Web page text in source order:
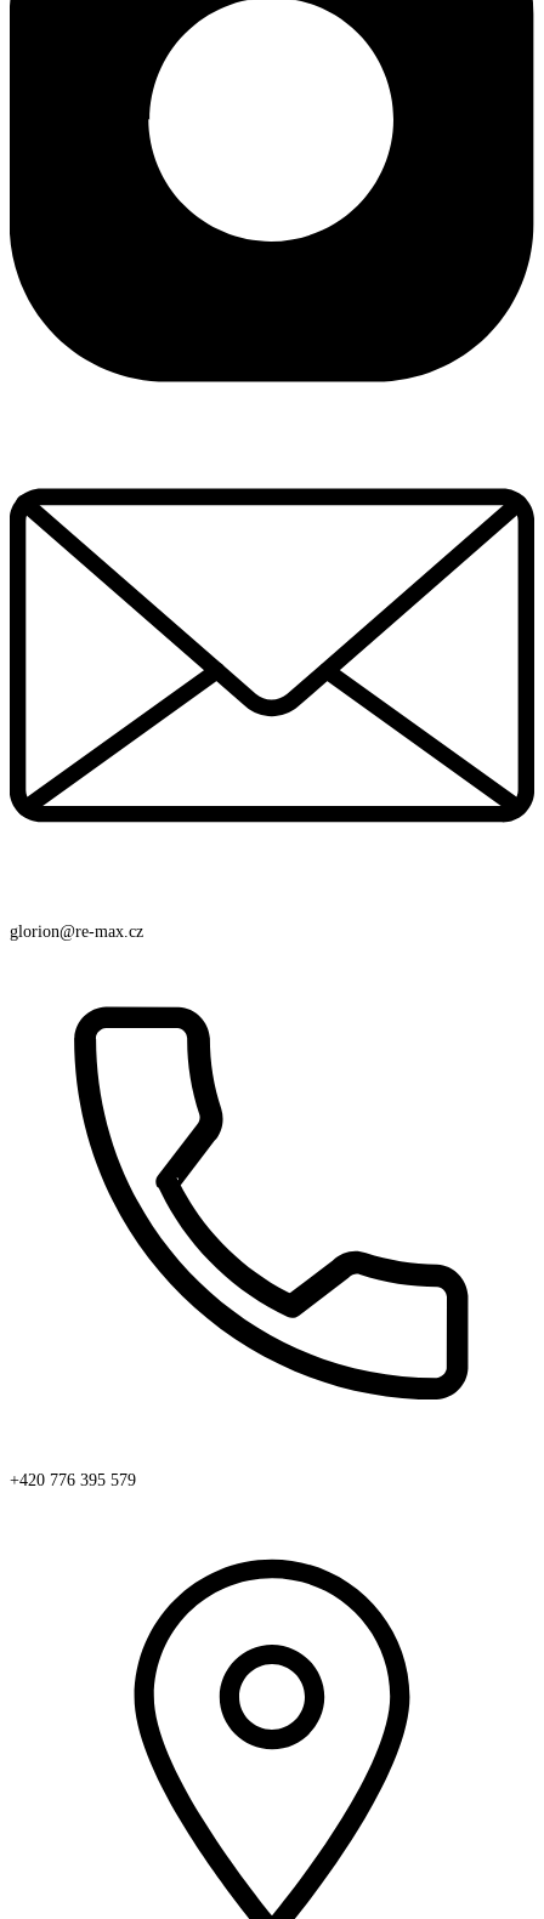
glorion@re-max.cz
+420 776 395 579